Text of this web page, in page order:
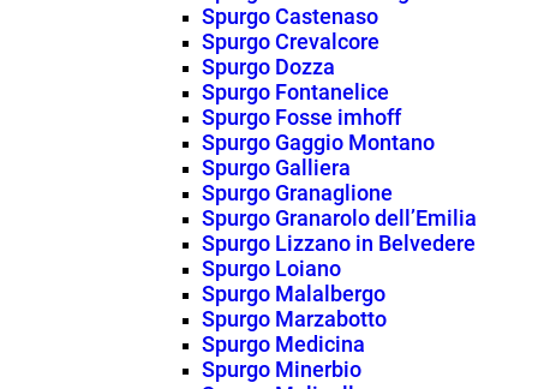
Spurgo Castenaso
Spurgo Crevalcore
Spurgo Dozza
Spurgo Fontanelice
Spurgo Fosse imhoff
Spurgo Gaggio Montano
Spurgo Galliera
Spurgo Granaglione
Spurgo Granarolo dell’Emilia
Spurgo Lizzano in Belvedere
Spurgo Loiano
Spurgo Malalbergo
Spurgo Marzabotto
Spurgo Medicina
Spurgo Minerbio